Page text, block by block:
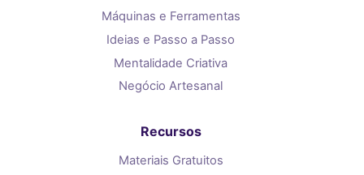
Máquinas e Ferramentas
Ideias e Passo a Passo
Mentalidade Criativa
Negócio Artesanal
Recursos
Materiais Gratuitos